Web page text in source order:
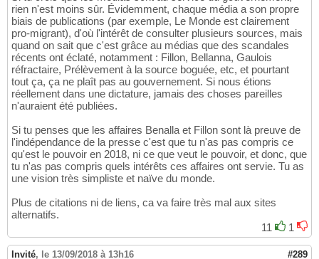
rien n'est moins sûr. Évidemment, chaque média a son propre
biais de publications (par exemple, Le Monde est clairement
pro-migrant), d'où l'intérêt de consulter plusieurs sources, mais
quand on sait que c'est grâce au médias que des scandales
récents ont éclaté, notamment : Fillon, Bellanna, Gaulois
réfractaire, Prélèvement à la source boguée, etc, et pourtant
tout ça, ça ne plaît pas au gouvernement. Si nous étions
réellement dans une dictature, jamais des choses pareilles
n'auraient été publiées.
Si tu penses que les affaires Benalla et Fillon sont là preuve de
l'indépendance de la presse c'est que tu n'as pas compris ce
qu'est le pouvoir en 2018, ni ce que veut le pouvoir, et donc, que
tu n'as pas compris quels intérêts ces affaires ont servie. Tu as
une vision très simpliste et naïve du monde.
Plus de citations ni de liens, ca va faire très mal aux sites
alternatifs.
11
1
Invité, le 13/09/2018 à 13h16 #289